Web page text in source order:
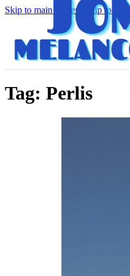
Skip to main content Skip to
Tag: Perlis